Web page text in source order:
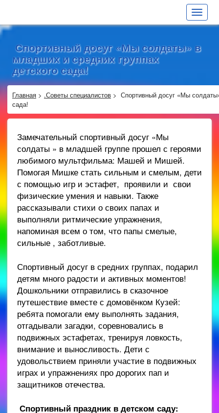
Toggle
Спортивный досуг «Мы солдаты» в
младших и средних группах
детского сада!
Главная > .Советы специалистов > Спортивный досуг «Мы
сада!
Замечательный спортивный досуг «Мы
солдаты » в младшей группе прошел с героями
любимого мультфильма: Машей и Мишей.
Помогая Мишке стать сильным и смелым, дети
с помощью игр и эстафет, проявили и свои
физические умения и навыки. Также
рассказывали стихи о своих папах и
выполняли ритмические упражнения,
напоминая всем о том, что папы смелые,
сильные , заботливые.
Спортивный досуг в средних группах, подарил
детям много радости и активных моментов!
Дошкольники отправились в сказочное
путешествие вместе с домовёнком Кузей:
ребята помогали ему выполнять задания,
отгадывали загадки, соревновались в
подвижных эстафетах, тренируя ловкость,
внимание и выносливость. Дети с
удовольствием приняли участие в подвижных
играх и упражнениях про дорогих пап и
защитников отечества.
Спортивный праздник в детском саду: